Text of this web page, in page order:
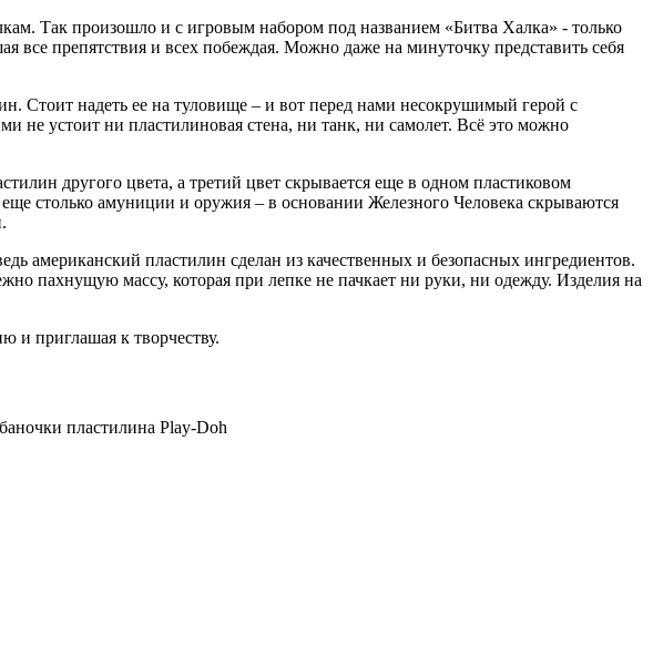
Так произошло и с игровым набором под названием «Битва Халка» - только
все препятствия и всех побеждая. Можно даже на минуточку представить себя
Стоит надеть ее на туловище – и вот перед нами несокрушимый герой с
не устоит ни пластилиновая стена, ни танк, ни самолет. Всё это можно
другого цвета, а третий цвет скрывается еще в одном пластиковом
столько амуниции и оружия – в основании Железного Человека скрываются
американский пластилин сделан из качественных и безопасных ингредиентов.
пахнущую массу, которая при лепке не пачкает ни руки, ни одежду. Изделия на
и приглашая к творчеству.
пластилина Play-Doh